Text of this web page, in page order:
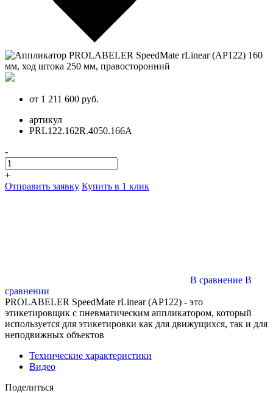
от 1 211 600 руб.
артикул
PRL122.162R.4050.166A
-
+
Отправить заявку Купить в 1 клик
В сравнение В
сравнении
PROLABELER SpeedMate rLinear (AP122) - это
этикетировщик с пневматическим аппликатором, который
используется для этикетировки как для движущихся, так и для
неподвижных объектов
Технические характеристики
Видео
Поделиться